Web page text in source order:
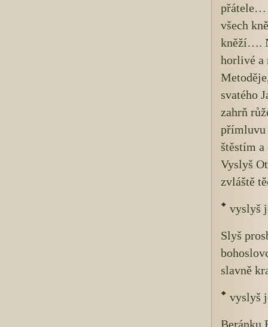
přátele…
všech
kněží….
horlivé a
svatého
zahrň
přímluvu
štěstím
Vyslyš
zvláště
vyslyš
Slyš
slavně
vyslyš
Beránku